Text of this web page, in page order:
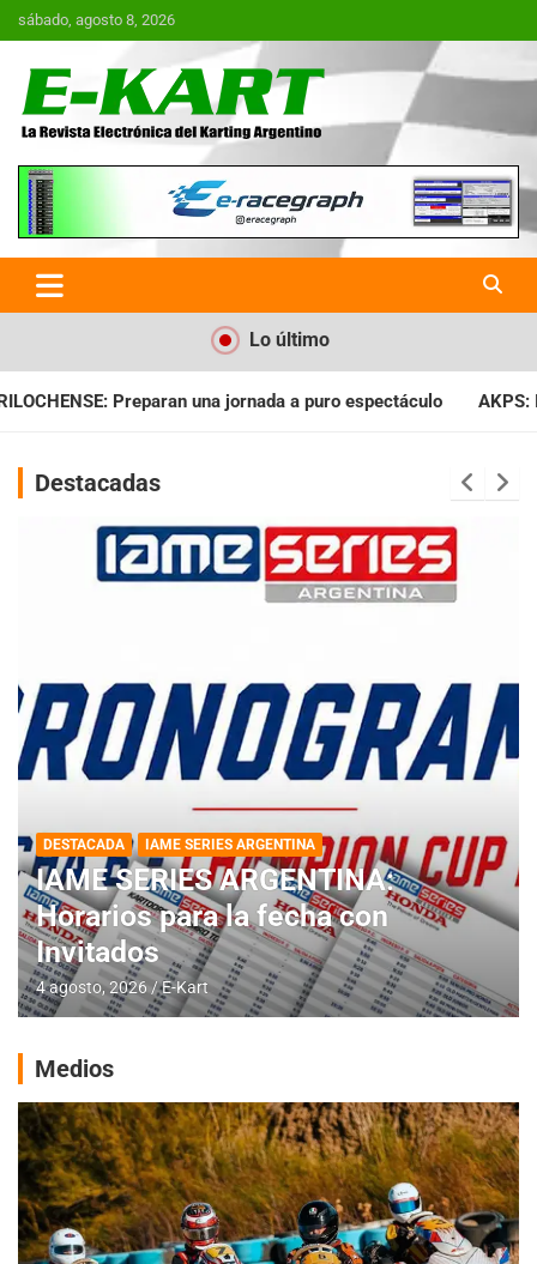
Saltar
al
sábado, agosto 8, 2026
E-Kart.com.ar | La Revista
Electrónica del Karting en
Argentina
Lo último
a puro espectáculo AKPS: Intervino la IGJ y oficializó el
Destacadas
DESTACADA IAME SERIES ARGENTINA
IAME SERIES ARGENTINA:
Horarios para la fecha con
Invitados
4 agosto, 2026 E-Kart
Medios